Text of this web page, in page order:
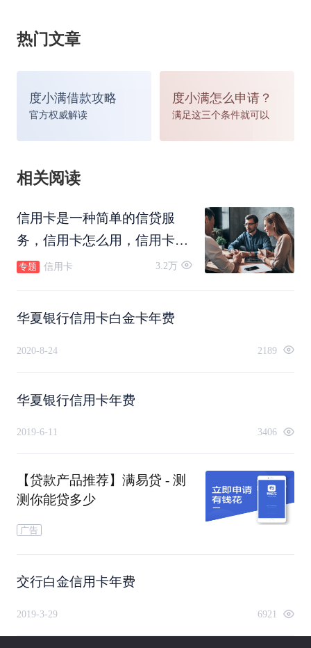
热门文章
度小满借款攻略
官方权威解读
度小满怎么申请？
满足这三个条件就可以
相关阅读
信用卡是一种简单的信贷服
务，信用卡怎么用，信用卡怎
么还款，信用卡可以转账吗，
专题 信用卡 3.2万
华夏银行信用卡白金卡年费
2020-8-24 2189
华夏银行信用卡年费
2019-6-11 3406
【贷款产品推荐】满易贷 - 测
测你能贷多少
广告
交行白金信用卡年费
2019-3-29 6921